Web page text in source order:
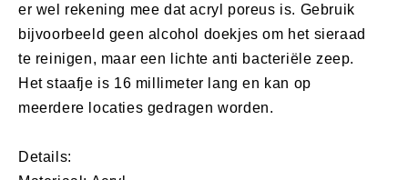
er wel rekening mee dat acryl poreus is. Gebruik
bijvoorbeeld geen alcohol doekjes om het sieraad
te reinigen, maar een lichte anti bacteriële zeep.
Het staafje is 16 millimeter lang en kan op
meerdere locaties gedragen worden.
Details: